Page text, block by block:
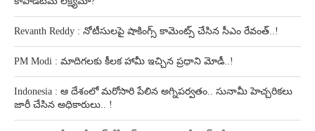
Revanth Reddy : నోటీసులపై షాకింగ్స్ కామెంట్స్ చేసిన సీఎం రేవంత్..!
PM Modi : మాదిగలకు కీలక హామీ ఇచ్చిన ప్రధాని మోడీ..!
Indonesia : ఆ దేశంలో మరోసారి పేలిన అగ్నిపర్వతం.. సునామీ హెచ్చరికలు
జారీ చేసిన అధికారులు.. !